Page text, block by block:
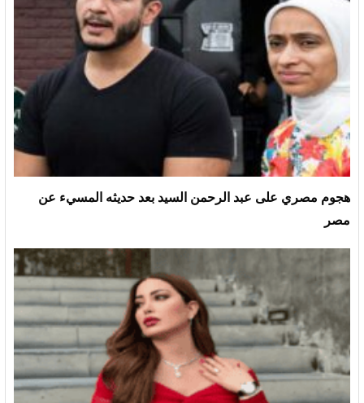
هجوم مصري على عبد الرحمن السيد بعد حديثه المسيء عن
مصر